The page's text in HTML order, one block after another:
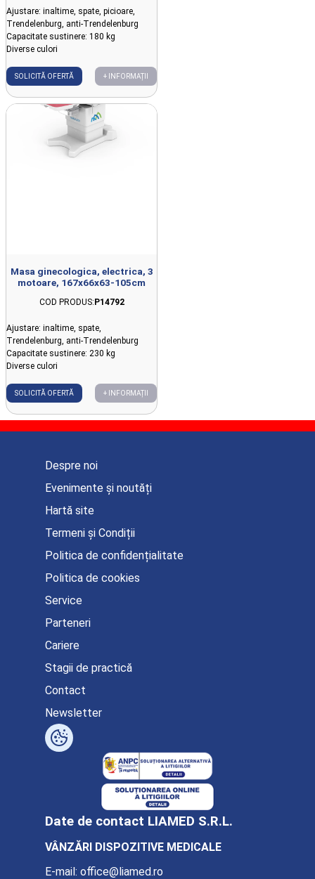
Ajustare: inaltime, spate, picioare,
Trendelenburg, anti-Trendelenburg
Capacitate sustinere: 180 kg
Diverse culori
SOLICITĂ OFERTĂ + INFORMAȚII
Masa ginecologica, electrica, 3
motoare, 167x66x63-105cm
COD PRODUS:P14792
Ajustare: inaltime, spate,
Trendelenburg, anti-Trendelenburg
Capacitate sustinere: 230 kg
Diverse culori
SOLICITĂ OFERTĂ + INFORMAȚII
Date de contact LIAMED S.R.L.
VÂNZĂRI DISPOZITIVE MEDICALE
E-mail: office@liamed.ro
Despre noi
Evenimente și noutăți
Hartă site
Termeni și Condiții
Politica de confidențialitate
Politica de cookies
Service
Parteneri
Cariere
Stagii de practică
Contact
Newsletter